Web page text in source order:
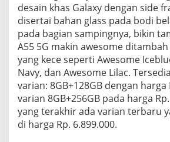
desain khas Galaxy dengan side
disertai bahan glass pada bodi
pada bagian sampingnya, bikin
A55 5G makin awesome
yang kece seperti Awesome
Navy, dan Awesome Lilac.
varian: 8GB+128GB dengan harga
varian 8GB+256GB pada harga
yang terakhir ada varian terbaru
di harga Rp. 6.899.000.